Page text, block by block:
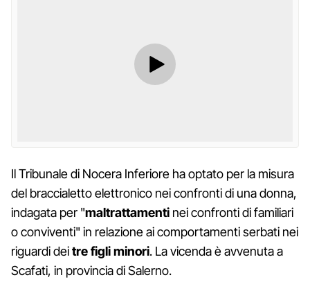
Il Tribunale di Nocera Inferiore ha optato per la misura
del braccialetto elettronico nei confronti di una donna,
indagata per "maltrattamenti nei confronti di familiari
o conviventi" in relazione ai comportamenti serbati nei
riguardi deitre figli minori. La vicenda è avvenuta a
Scafati, in provincia di Salerno.